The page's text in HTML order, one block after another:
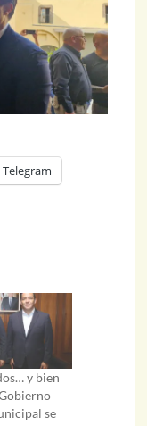
Telegram
y bien
se